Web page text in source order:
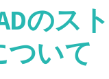
のス
いて